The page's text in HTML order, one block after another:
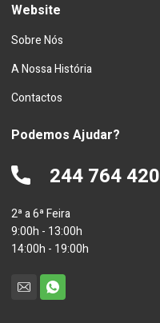
Website
Sobre Nós
A Nossa História
Contactos
Podemos Ajudar?
244 764 420
2ª a 6ª Feira
9:00h - 13:00h
14:00h - 19:00h